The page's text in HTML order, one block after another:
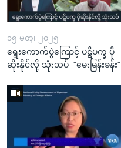
၁၅ မတ္၊ ၂၀၂၅
ရွေးကောက်ပွဲကြောင့် ပဋိပက္ခ ပို
ဆိုးနိုင်လို့ သုံးသပ် "မေးမြန်းခန်း"